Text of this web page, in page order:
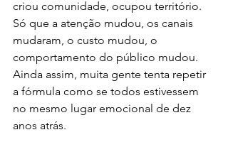
criou comunidade, ocupou território.
Só que a atenção mudou, os canais
mudaram, o custo mudou, o
comportamento do público mudou.
Ainda assim, muita gente tenta repetir
a fórmula como se todos estivessem
no mesmo lugar emocional de dez
anos atrás.